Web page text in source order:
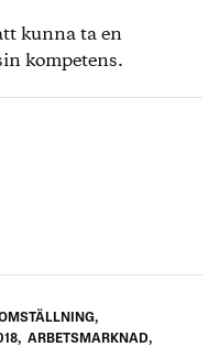
kunna ta en
kompetens.
,
, ARBETSMARKNAD,